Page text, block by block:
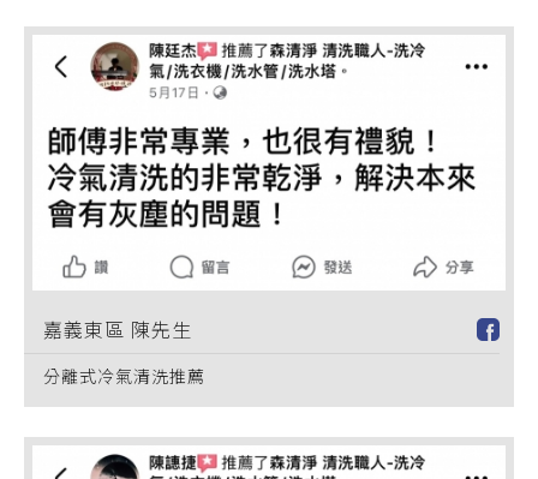
嘉義東區 陳先生
分離式冷氣清洗推薦